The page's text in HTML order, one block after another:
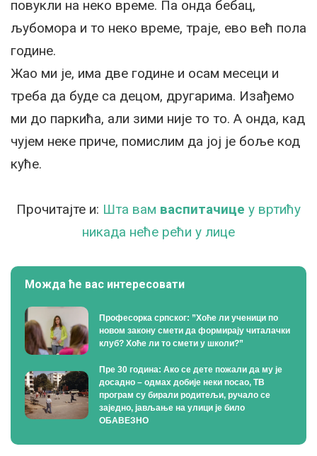
повукли на неко време. Па онда бебац,
љубомора и то неко време, траје, ево већ пола
године.
Жао ми је, има две године и осам месеци и
треба да буде са децом, другарима. Изађемо
ми до паркића, али зими није то то. А онда, кад
чујем неке приче, помислим да јој је боље код
куће.
Прочитајте и: Шта вам васпитачице у вртићу
никада неће рећи у лице
Можда ће вас интересовати
Професорка српског: ”Хоће ли ученици по
новом закону смети да формирају читалачки
клуб? Хоће ли то смети у школи?”
Пре 30 година: Ако се дете пожали да му је
досадно – одмах добије неки посао, ТВ
програм су бирали родитељи, ручало се
заједно, јављање на улици је било
ОБАВЕЗНО